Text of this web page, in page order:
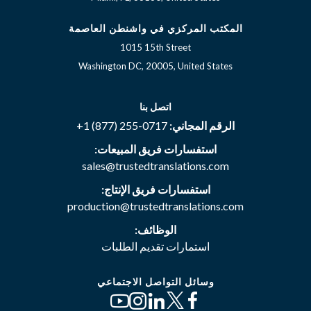
المكتب المركزي في واشنطن العاصمة
1015 15th Street
Washington DC, 20005, United States
اتصل بنا
الرقم المجاني: +1 (877) 255-0717
استفسارات فريق المبيعات:
sales@trustedtranslations.com
استفسارات فريق الإنتاج:
production@trustedtranslations.com
الوظائف:
استمارات تقديم الطلبات
وسائل التواصل الاجتماعي